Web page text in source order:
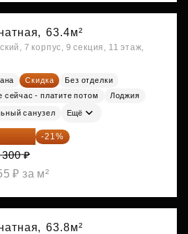
63.4м²
7 корпус, 9 секция, 11 этаж,
Скидка
Без отделки
сейчас - платите потом
Лоджия
санузел Ещё
467 ₽ -21%
300 ₽
₽ за м²
63.8м²